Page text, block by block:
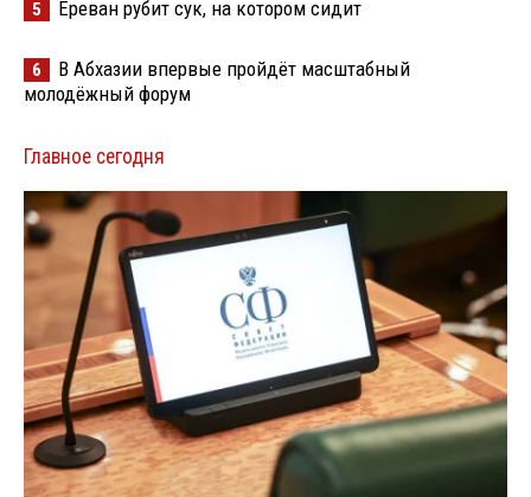
5 Ереван рубит сук, на котором сидит
6
В Абхазии впервые пройдёт масштабный
молодёжный форум
Главное сегодня